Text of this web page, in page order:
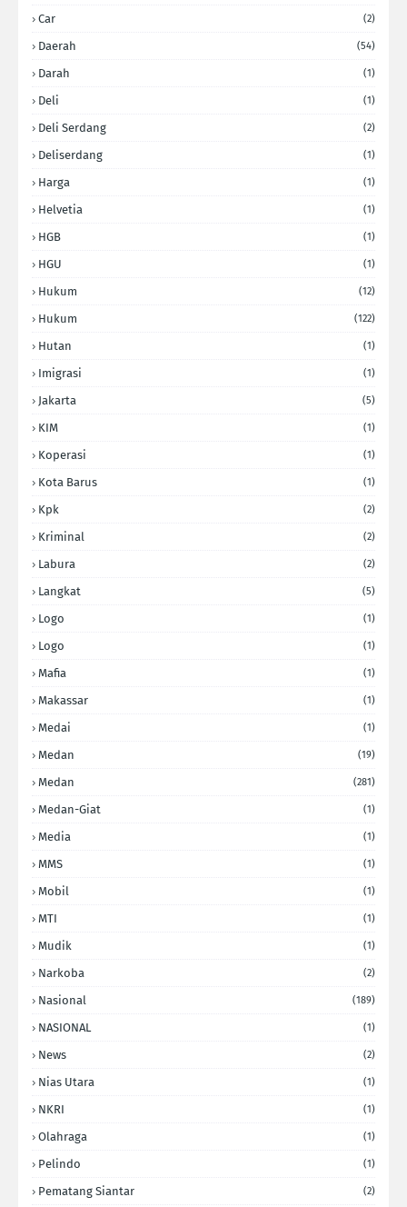
Car (2)
Daerah (54)
Darah (1)
Deli (1)
Deli Serdang (2)
Deliserdang (1)
Harga (1)
Helvetia (1)
HGB (1)
HGU (1)
Hukum (12)
Hukum (122)
Hutan (1)
Imigrasi (1)
Jakarta (5)
KIM (1)
Koperasi (1)
Kota Barus (1)
Kpk (2)
Kriminal (2)
Labura (2)
Langkat (5)
Logo (1)
Logo (1)
Mafia (1)
Makassar (1)
Medai (1)
Medan (19)
Medan (281)
Medan-Giat (1)
Media (1)
MMS (1)
Mobil (1)
MTI (1)
Mudik (1)
Narkoba (2)
Nasional (189)
NASIONAL (1)
News (2)
Nias Utara (1)
NKRI (1)
Olahraga (1)
Pelindo (1)
Pematang Siantar (2)